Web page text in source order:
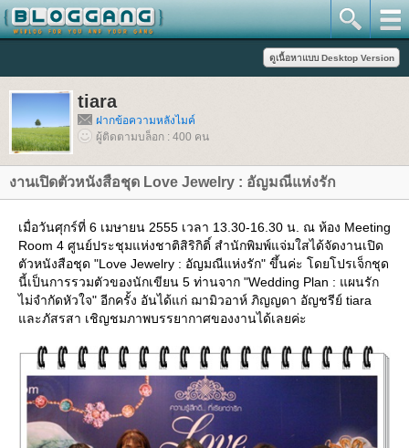
tiara
ฝากข้อความหลังไมค์
ผู้ติดตามบล็อก : 400 คน
งานเปิดตัวหนังสือชุด Love Jewelry : อัญมณีแห่งรัก
เมื่อวันศุกร์ที่ 6 เมษายน 2555 เวลา 13.30-16.30 น. ณ ห้อง Meeting
Room 4 ศูนย์ประชุมแห่งชาติสิริกิติ์ สำนักพิมพ์แจ่มใสได้จัดงานเปิด
ตัวหนังสือชุด "Love Jewelry : อัญมณีแห่งรัก" ขึ้นค่ะ โดยโปรเจ็กชุด
นี้เป็นการรวมตัวของนักเขียน 5 ท่านจาก "Wedding Plan : แผนรัก
ไม่จำกัดหัวใจ" อีกครั้ง อันได้แก่ ฌามิวอาห์ ภิญญดา อัญชรีย์ tiara
ละภัสรสา เชิญชมภาพบรรยากาศของงานได้เลยค่ะ